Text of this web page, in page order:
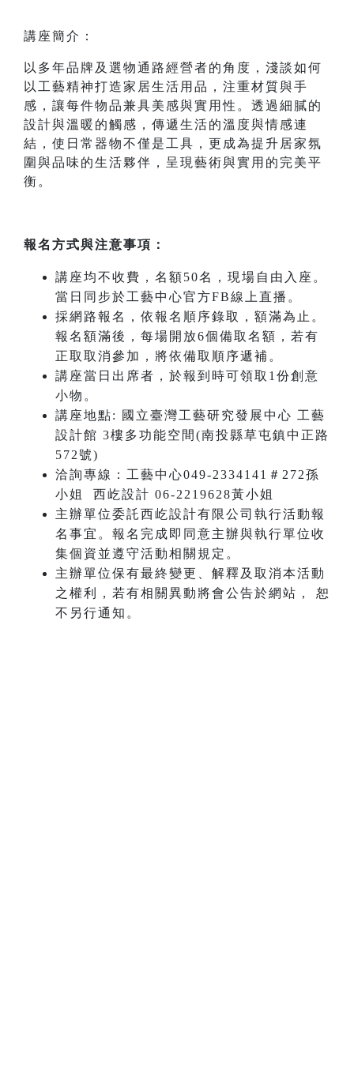
講座簡介：
以多年品牌及選物通路經營者的角度，淺談如何
以工藝精神打造家居生活用品，注重材質與手
感，讓每件物品兼具美感與實用性。透過細膩的
設計與溫暖的觸感，傳遞生活的溫度與情感連
結，使日常器物不僅是工具，更成為提升居家氛
圍與品味的生活夥伴，呈現藝術與實用的完美平
衡。
報名方式與注意事項：
講座均不收費，名額50名，現場自由入座。
當日同步於工藝中心官方FB線上直播。
採網路報名，依報名順序錄取，額滿為止。
報名額滿後，每場開放6個備取名額，若有
正取取消參加，將依備取順序遞補。
講座當日出席者，於報到時可領取1份創意
小物。
講座地點: 國立臺灣工藝研究發展中心 工藝
設計館 3樓多功能空間(南投縣草屯鎮中正路
572號)
洽詢專線：工藝中心049-2334141＃272孫
小姐 西屹設計 06-2219628黃小姐
主辦單位委託西屹設計有限公司執行活動報
名事宜。報名完成即同意主辦與執行單位收
集個資並遵守活動相關規定。
主辦單位保有最終變更、解釋及取消本活動
之權利，若有相關異動將會公告於網站， 恕
不另行通知。